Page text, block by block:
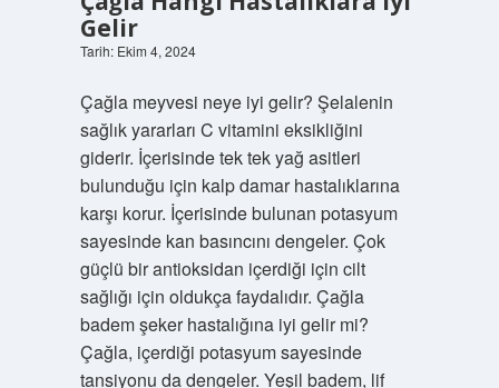
Gelir
Tarih: Ekim 4, 2024
Çağla meyvesi neye iyi gelir? Şelalenin
sağlık yararları C vitamini eksikliğini
giderir. İçerisinde tek tek yağ asitleri
bulunduğu için kalp damar hastalıklarına
karşı korur. İçerisinde bulunan potasyum
sayesinde kan basıncını dengeler. Çok
güçlü bir antioksidan içerdiği için cilt
sağlığı için oldukça faydalıdır. Çağla
badem şeker hastalığına iyi gelir mi?
Çağla, içerdiği potasyum sayesinde
tansiyonu da dengeler. Yeşil badem, lif